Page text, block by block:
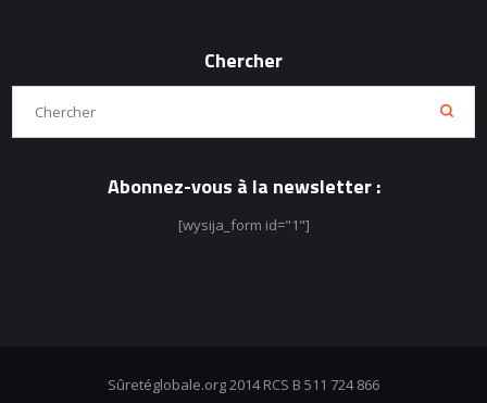
Chercher
Abonnez-vous à la newsletter :
[wysija_form id="1"]
Sûretéglobale.org 2014 RCS B 511 724 866